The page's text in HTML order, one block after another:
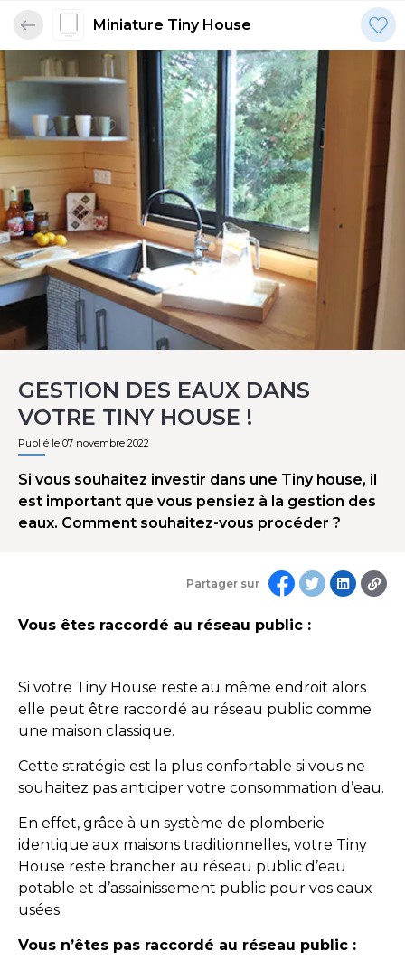
Miniature Tiny House
GESTION DES EAUX DANS
VOTRE TINY HOUSE !
Publié le 07 novembre 2022
Partager sur
Si vous souhaitez investir dans une Tiny house, il
est important que vous pensiez à la gestion des
eaux. Comment souhaitez-vous procéder ?
Vous êtes raccordé au réseau public :
Si votre Tiny House reste au même endroit alors
elle peut être raccordé au réseau public comme
une maison classique.
Cette stratégie est la plus confortable si vous ne
souhaitez pas anticiper votre consommation d’eau.
En effet, grâce à un système de plomberie
identique aux maisons traditionnelles, votre Tiny
House reste brancher au réseau public d’eau
potable et d’assainissement public pour vos eaux
usées.
Vous n’êtes pas raccordé au réseau public :